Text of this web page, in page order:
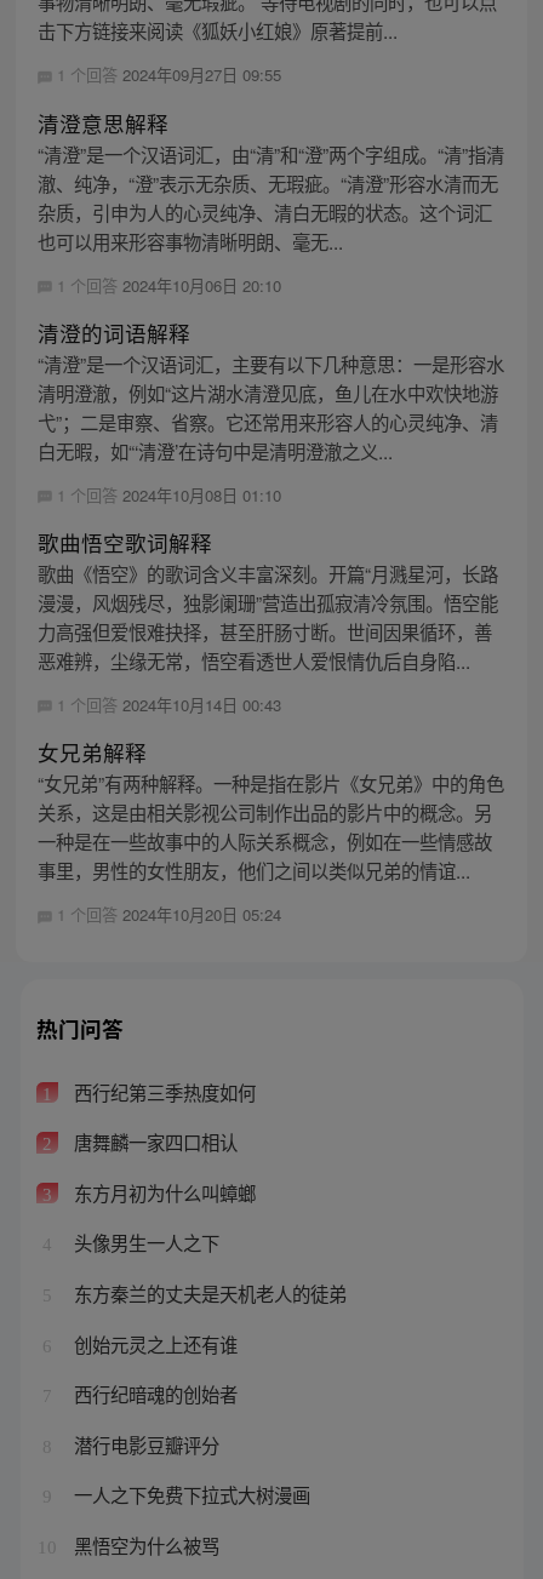
击下方链接来阅读《狐妖小红娘》原著提前...
1 个回答 2024年09月27日 09:55
清澄意思解释
“清澄”是一个汉语词汇，由“清”和“澄”两个字组成。“清”指清
澈、纯净，“澄”表示无杂质、无瑕疵。“清澄”形容水清而无
杂质，引申为人的心灵纯净、清白无暇的状态。这个词汇
也可以用来形容事物清晰明朗、毫无...
1 个回答 2024年10月06日 20:10
清澄的词语解释
“清澄”是一个汉语词汇，主要有以下几种意思：一是形容水
清明澄澈，例如“这片湖水清澄见底，鱼儿在水中欢快地游
弋”；二是审察、省察。它还常用来形容人的心灵纯净、清
白无暇，如“‘清澄’在诗句中是清明澄澈之义...
1 个回答 2024年10月08日 01:10
歌曲悟空歌词解释
歌曲《悟空》的歌词含义丰富深刻。开篇“月溅星河，长路
漫漫，风烟残尽，独影阑珊”营造出孤寂清冷氛围。悟空能
力高强但爱恨难抉择，甚至肝肠寸断。世间因果循环，善
恶难辨，尘缘无常，悟空看透世人爱恨情仇后自身陷...
1 个回答 2024年10月14日 00:43
女兄弟解释
“女兄弟”有两种解释。一种是指在影片《女兄弟》中的角色
关系，这是由相关影视公司制作出品的影片中的概念。另
一种是在一些故事中的人际关系概念，例如在一些情感故
事里，男性的女性朋友，他们之间以类似兄弟的情谊...
1 个回答 2024年10月20日 05:24
热门问答
1 西行纪第三季热度如何
2 唐舞麟一家四口相认
3 东方月初为什么叫蟑螂
4 头像男生一人之下
5 东方秦兰的丈夫是天机老人的徒弟
6 创始元灵之上还有谁
7 西行纪暗魂的创始者
8 潜行电影豆瓣评分
9 一人之下免费下拉式大树漫画
10 黑悟空为什么被骂